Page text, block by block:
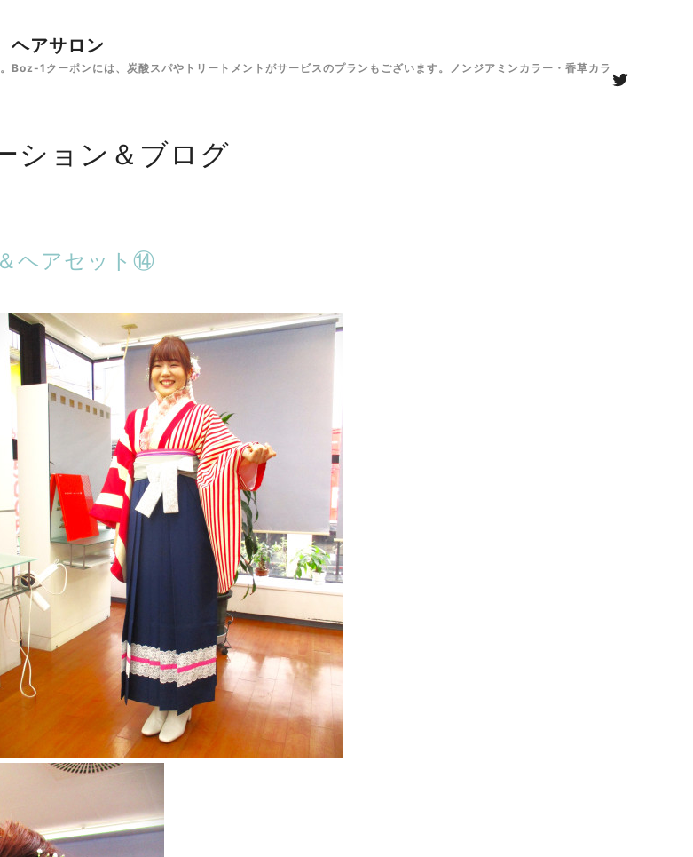
アサロン
クーポンには、炭酸スパやトリートメントがサービスのプランもございます。ノンジアミンカラー・香草カラ
ション＆ブログ
ヘアセット⑭